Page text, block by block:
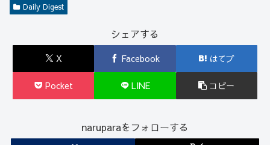
Daily Digest
シェアする
X Facebook はてブ
Pocket LINE コピー
naruparaをフォローする